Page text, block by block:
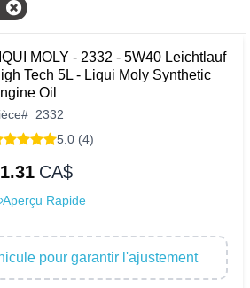
MOLY - 2332 - 5W40 Leichtlauf
Tech 5L - Liqui Moly Synthetic
Oil
# 2332
5.0 (4)
CA$
Aperçu Rapide
pour garantir l'ajustement